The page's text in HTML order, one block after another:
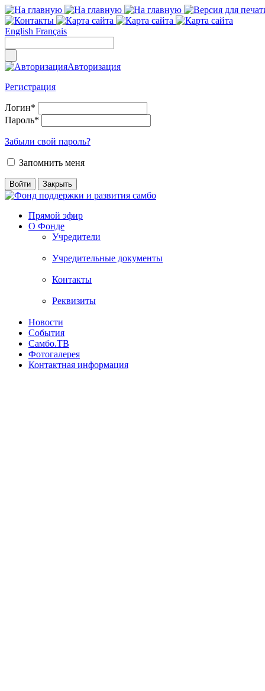
English Français
Авторизация
Регистрация
Логин*
Пароль*
Забыли свой пароль?
Запомнить меня
Прямой эфир
О Фонде
Учредители
Учредительные документы
Контакты
Реквизиты
Новости
События
Самбо.ТВ
Фотогалерея
Контактная информация